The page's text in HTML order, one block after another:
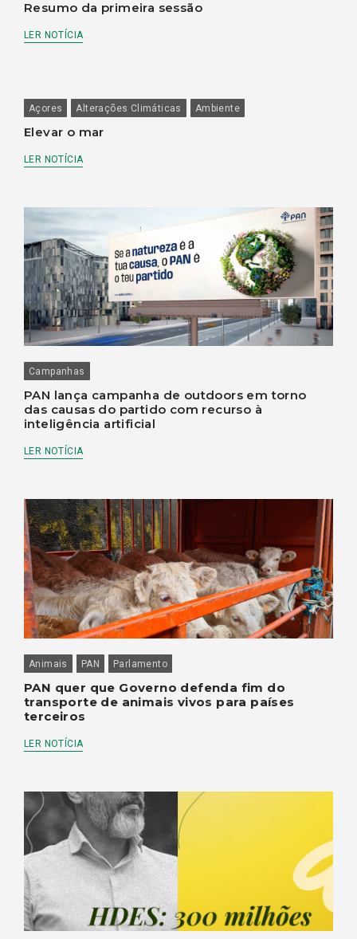
Resumo da primeira sessão
LER NOTÍCIA
Açores Alterações Climáticas Ambiente
Elevar o mar
LER NOTÍCIA
Campanhas
PAN lança campanha de outdoors em torno
das causas do partido com recurso à
inteligência artificial
LER NOTÍCIA
Animais PAN Parlamento
PAN quer que Governo defenda fim do
transporte de animais vivos para países
terceiros
LER NOTÍCIA